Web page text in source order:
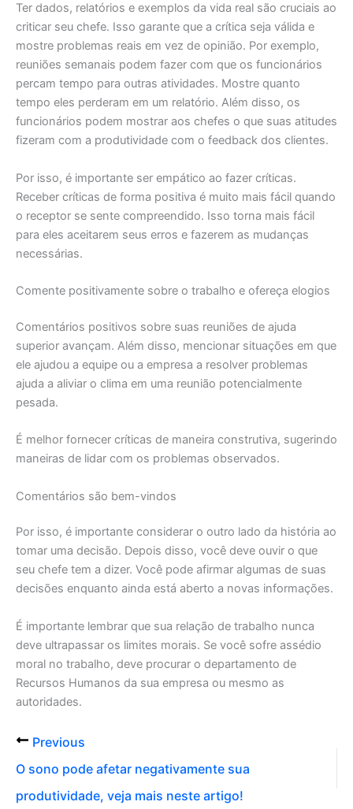
Ter dados, relatórios e exemplos da vida real são cruciais ao
criticar seu chefe. Isso garante que a crítica seja válida e
mostre problemas reais em vez de opinião. Por exemplo,
reuniões semanais podem fazer com que os funcionários
percam tempo para outras atividades. Mostre quanto
tempo eles perderam em um relatório. Além disso, os
funcionários podem mostrar aos chefes o que suas atitudes
fizeram com a produtividade com o feedback dos clientes.
Por isso, é importante ser empático ao fazer críticas.
Receber críticas de forma positiva é muito mais fácil quando
o receptor se sente compreendido. Isso torna mais fácil
para eles aceitarem seus erros e fazerem as mudanças
necessárias.
Comente positivamente sobre o trabalho e ofereça elogios
Comentários positivos sobre suas reuniões de ajuda
superior avançam. Além disso, mencionar situações em que
ele ajudou a equipe ou a empresa a resolver problemas
ajuda a aliviar o clima em uma reunião potencialmente
pesada.
É melhor fornecer críticas de maneira construtiva, sugerindo
maneiras de lidar com os problemas observados.
Comentários são bem-vindos
Por isso, é importante considerar o outro lado da história ao
tomar uma decisão. Depois disso, você deve ouvir o que
seu chefe tem a dizer. Você pode afirmar algumas de suas
decisões enquanto ainda está aberto a novas informações.
É importante lembrar que sua relação de trabalho nunca
deve ultrapassar os limites morais. Se você sofre assédio
moral no trabalho, deve procurar o departamento de
Recursos Humanos da sua empresa ou mesmo as
autoridades.
Previous
O sono pode afetar negativamente sua
produtividade, veja mais neste artigo!